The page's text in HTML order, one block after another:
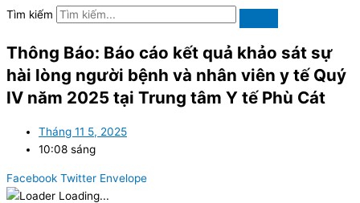
Tìm kiếm
Thông Báo: Báo cáo kết quả khảo sát sự
hài lòng người bệnh và nhân viên y tế Quý
IV năm 2025 tại Trung tâm Y tế Phù Cát
Tháng 11 5, 2025
10:08 sáng
Facebook Twitter Envelope
Loading...